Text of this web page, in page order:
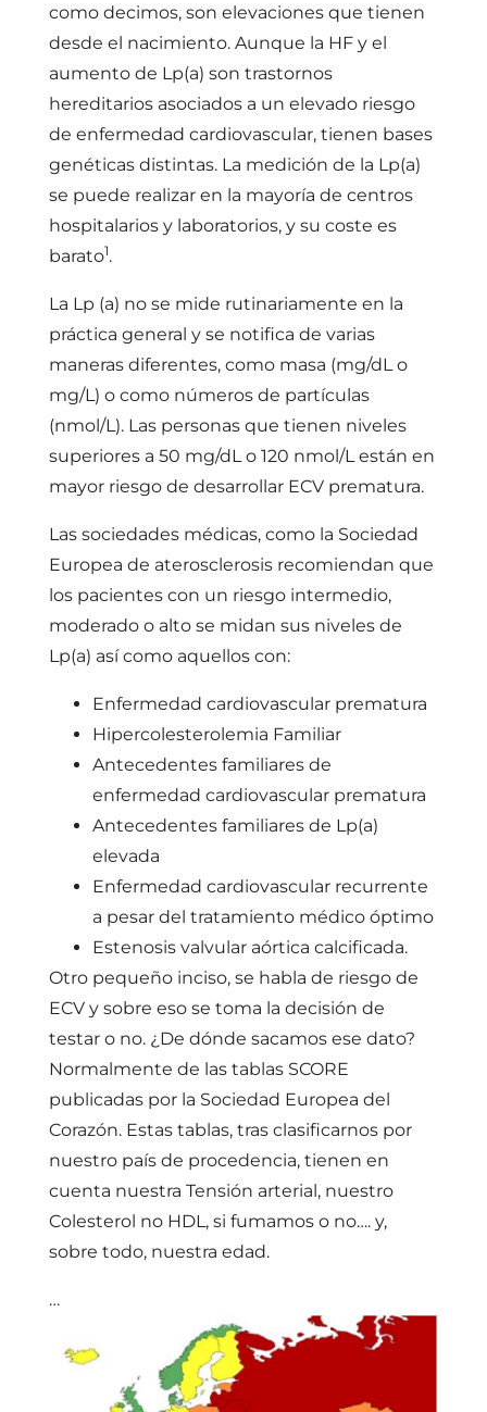
como decimos, son elevaciones que tienen
desde el nacimiento. Aunque la HF y el
aumento de Lp(a) son trastornos
hereditarios asociados a un elevado riesgo
de enfermedad cardiovascular, tienen bases
genéticas distintas. La medición de la Lp(a)
se puede realizar en la mayoría de centros
hospitalarios y laboratorios, y su coste es
barato1.
La Lp (a) no se mide rutinariamente en la
práctica general y se notifica de varias
maneras diferentes, como masa (mg/dL o
mg/L) o como números de partículas
(nmol/L). Las personas que tienen niveles
superiores a 50 mg/dL o 120 nmol/L están en
mayor riesgo de desarrollar ECV prematura.
Las sociedades médicas, como la Sociedad
Europea de aterosclerosis recomiendan que
los pacientes con un riesgo intermedio,
moderado o alto se midan sus niveles de
Lp(a) así como aquellos con:
Enfermedad cardiovascular prematura
Hipercolesterolemia Familiar
Antecedentes familiares de
enfermedad cardiovascular prematura
Antecedentes familiares de Lp(a)
elevada
Enfermedad cardiovascular recurrente
a pesar del tratamiento médico óptimo
Estenosis valvular aórtica calcificada.
Otro pequeño inciso, se habla de riesgo de
ECV y sobre eso se toma la decisión de
testar o no. ¿De dónde sacamos ese dato?
Normalmente de las tablas SCORE
publicadas por la Sociedad Europea del
Corazón. Estas tablas, tras clasificarnos por
nuestro país de procedencia, tienen en
cuenta nuestra Tensión arterial, nuestro
Colesterol no HDL, si fumamos o no…. y,
sobre todo, nuestra edad.
…